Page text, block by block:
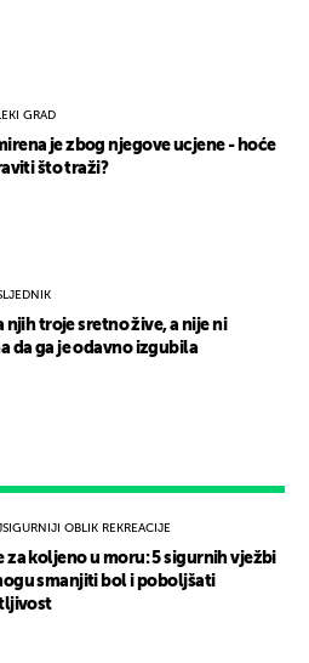
OBLIK REKREACIJE
za koljeno u moru: 5 sigurnih vježbi
smanjiti bol i poboljšati
GRAD
je zbog njegove ucjene - hoće
što traži?
njih troje sretno žive, a nije ni
da ga je odavno izgubila